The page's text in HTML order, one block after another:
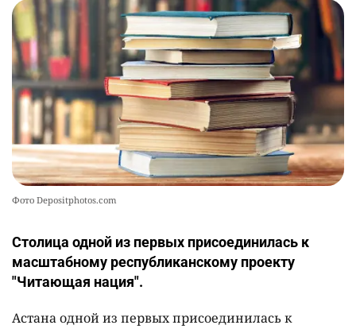
Фото Depositphotos.com
Столица одной из первых присоединилась к
масштабному республиканскому проекту
"Читающая нация".
Астана одной из первых присоединилась к